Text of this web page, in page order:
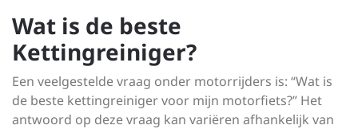
Wat is de beste
Kettingreiniger?
Een veelgestelde vraag onder motorrijders is: “Wat is
de beste kettingreiniger voor mijn motorfiets?” Het
antwoord op deze vraag kan variëren afhankelijk van